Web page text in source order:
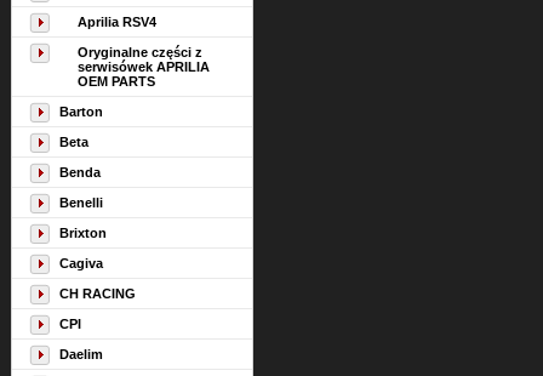
Aprilia RSV4
Oryginalne części z
serwisówek APRILIA
OEM PARTS
Barton
Beta
Benda
Benelli
Brixton
Cagiva
CH RACING
CPI
Daelim